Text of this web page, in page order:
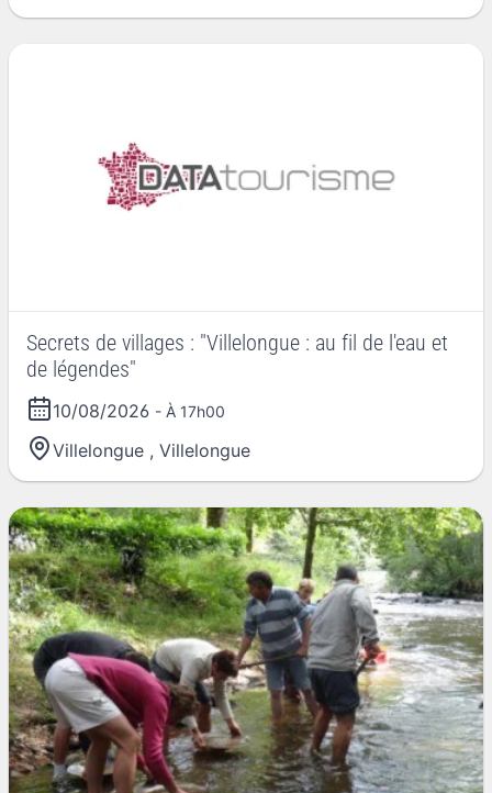
Secrets de villages : "Villelongue : au fil de l'eau et
de légendes"
10/08/2026 - À 17h00
Villelongue , Villelongue